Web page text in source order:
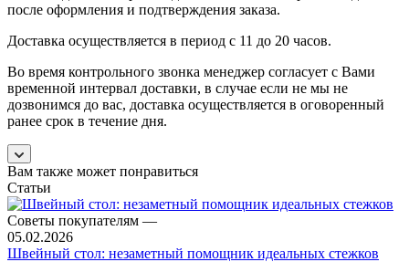
после оформления и подтверждения заказа.
Доставка осуществляется в период с 11 до 20 часов.
Во время контрольного звонка менеджер согласует с Вами
временной интервал доставки, в случае если не мы не
дозвонимся до вас, доставка осуществляется в оговоренный
ранее срок в течение дня.
Вам также может понравиться
Статьи
Советы покупателям —
05.02.2026
Швейный стол: незаметный помощник идеальных стежков